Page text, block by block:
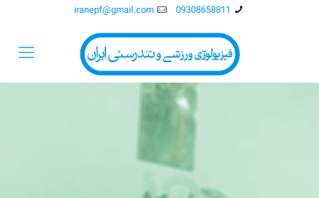
09308658811
iranepf@gmail.com